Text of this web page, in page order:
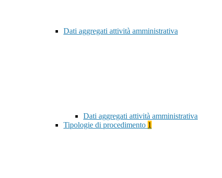
Dati aggregati attività amministrativa
Dati aggregati attività amministrativa
Tipologie di procedimento 1